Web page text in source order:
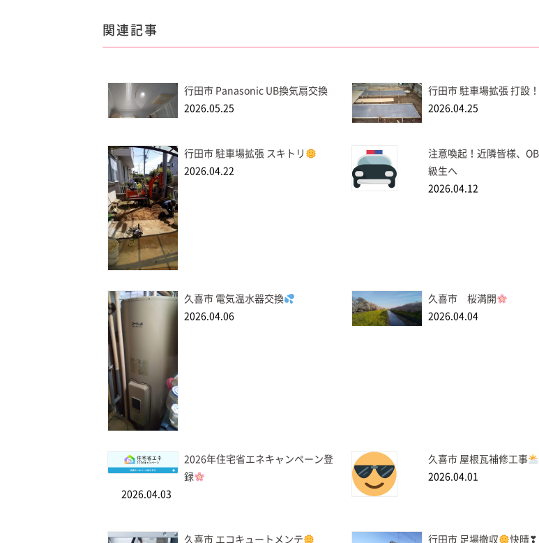
関連記事
行田市 Panasonic UB換気扇交換
2026.05.25
行田市 駐車場拡張 打設！
2026.04.25
行田市 駐車場拡張 スキトリ
2026.04.22
注意喚起！近隣皆様、
級生へ
2026.04.12
久喜市 電気温水器交換
2026.04.06
久喜市 桜満開
2026.04.04
2026年住宅省エネキャンペーン登
録
2026.04.03
久喜市 屋根瓦補修工事
2026.04.01
久喜市 エコキュートメンテ 行田市 足場撤収 快晴❣